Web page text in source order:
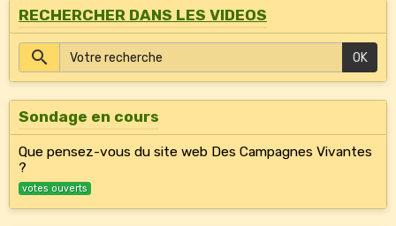
RECHERCHER DANS LES VIDEOS
OK
Sondage en cours
Que pensez-vous du site web Des Campagnes Vivantes
?
votes ouverts